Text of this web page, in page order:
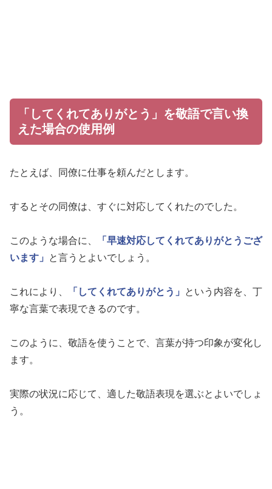
「してくれてありがとう」を敬語で言い換
えた場合の使用例
たとえば、同僚に仕事を頼んだとします。
するとその同僚は、すぐに対応してくれたのでした。
このような場合に、
「早速対応してくれてありがとうござ
います」
と言うとよいでしょう。
これにより、 「してくれてありがとう」
という内容を、丁
寧な言葉で表現できるのです。
このように、敬語を使うことで、言葉が持つ印象が変化し
ます。
実際の状況に応じて、適した敬語表現を選ぶとよいでしょ
う。